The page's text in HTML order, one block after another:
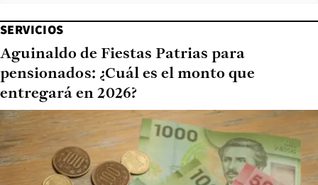
SERVICIOS
Aguinaldo de Fiestas Patrias para
pensionados: ¿Cuál es el monto que
entregará en 2026?